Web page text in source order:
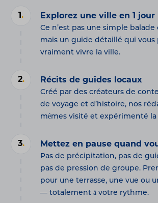
. Explorez une ville en 1 jour
Ce n’est pas une simple balade
mais un guide détaillé qui vous
vraiment vivre la ville.
2. Récits de guides locaux
Créé par des créateurs de
de voyage et d’histoire, nos
mêmes visité et expérimenté la
3. Mettez en pause quand
Pas de précipitation, pas de
pas de pression de groupe.
pour une terrasse, une vue ou
— totalement à votre rythme.